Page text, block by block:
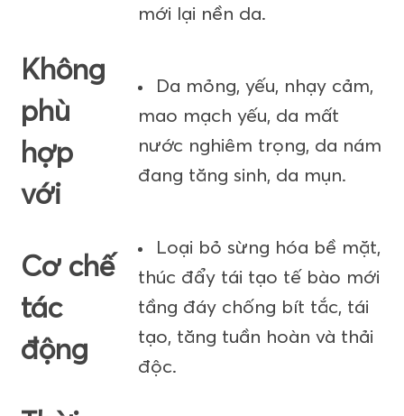
mới lại nền da.
Không
phù
hợp
với
Da mỏng, yếu, nhạy cảm,
mao mạch yếu, da mất
nước nghiêm trọng, da nám
đang tăng sinh, da mụn.
Cơ chế
tác
động
Loại bỏ sừng hóa bề mặt,
thúc đẩy tái tạo tế bào mới
tầng đáy chống bít tắc, tái
tạo, tăng tuần hoàn và thải
độc.